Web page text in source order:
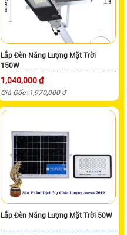
Lắp Đèn Năng Lượng Mặt Trời
150W
1,040,000 ₫
Giá Gốc: 1,970,000 ₫
Lắp Đèn Năng Lượng Mặt Trời 50W